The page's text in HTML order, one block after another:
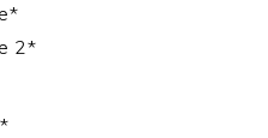
2*